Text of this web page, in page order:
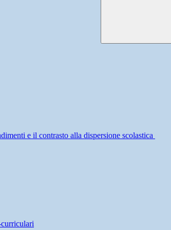
e il contrasto alla dispersione scolastica